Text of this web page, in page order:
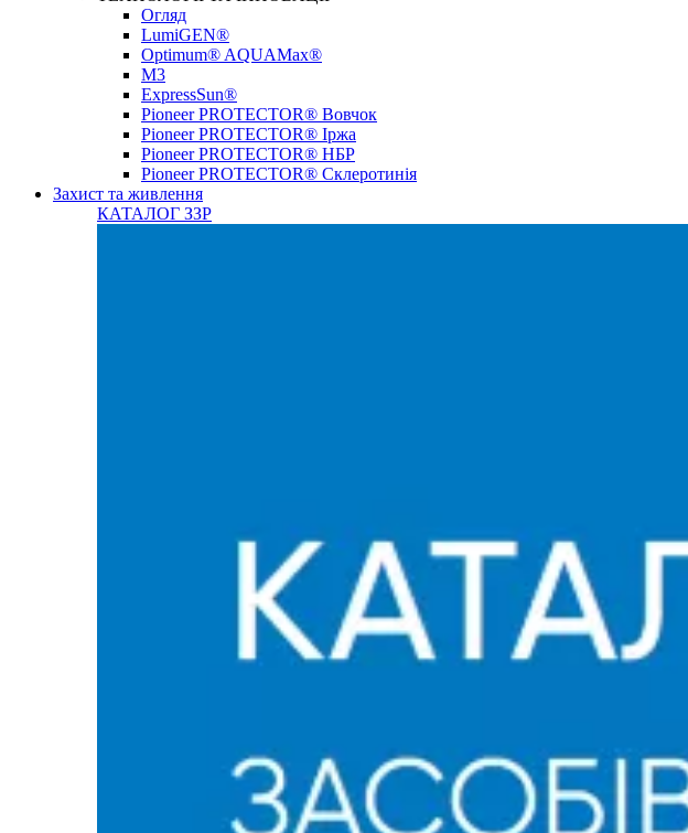
Огляд
LumiGEN®
Optimum® AQUAMax®
М3
ExpressSun®
Pioneer PROTECTOR® Вовчок
Pioneer PROTECTOR® Іржа
Pioneer PROTECTOR® НБР
Pioneer PROTECTOR® Склеротинія
Захист та живлення
КАТАЛОГ ЗЗР